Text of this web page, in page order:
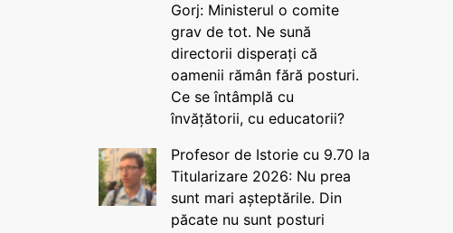
Gorj: Ministerul o comite
grav de tot. Ne sună
directorii disperați că
oamenii rămân fără posturi.
Ce se întâmplă cu
învățătorii, cu educatorii?
Profesor de Istorie cu 9.70 la
Titularizare 2026: Nu prea
sunt mari așteptările. Din
păcate nu sunt posturi